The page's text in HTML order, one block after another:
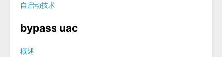
自启动技术
bypass uac
概述